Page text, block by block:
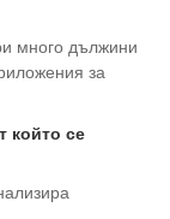
много дължини
за
който се